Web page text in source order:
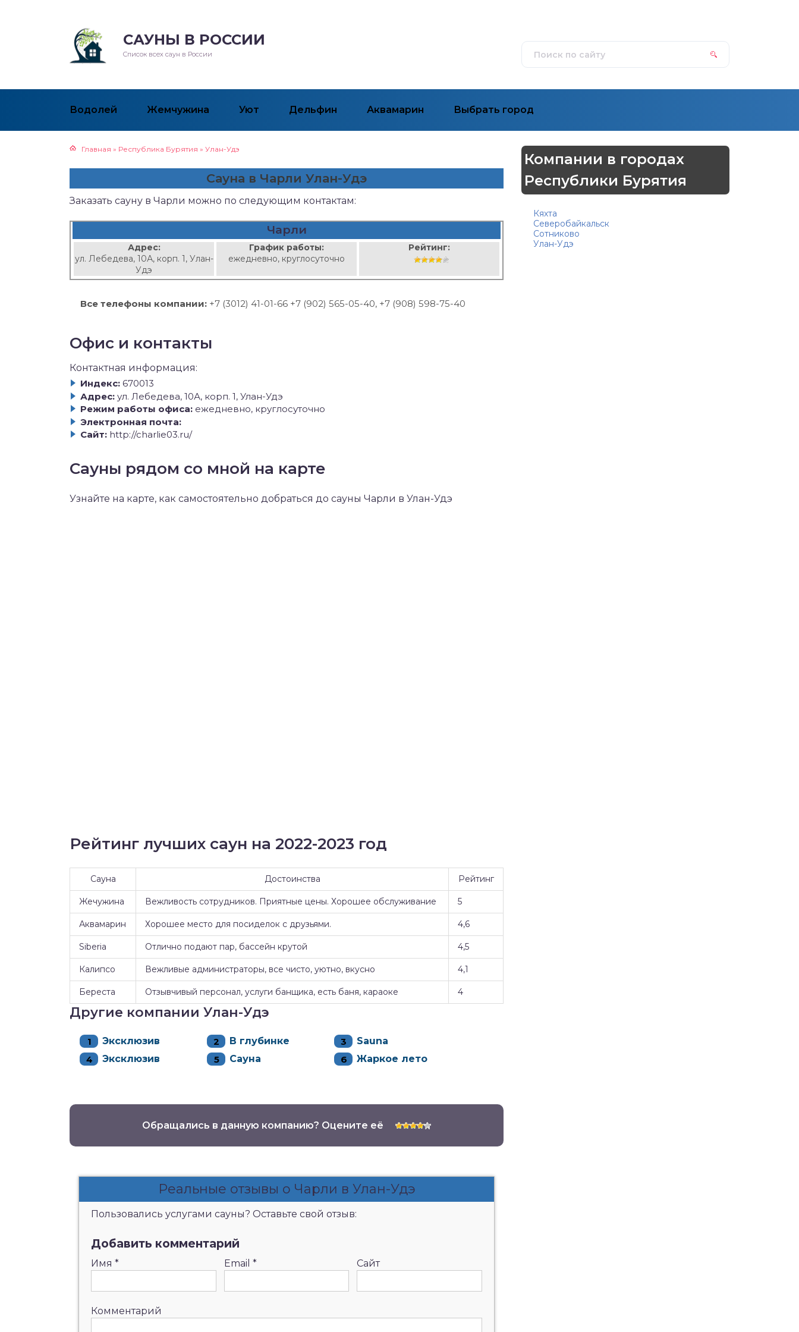
САУНЫ В РОССИИ
Список всех саун в России
Водолей Жемчужина Уют Дельфин Аквамарин Выбрать город
Главная » Республика Бурятия » Улан-Удэ
Сауна в Чарли Улан-Удэ
Заказать сауну в Чарли можно по следующим контактам:
Чарли
Адрес:
ул. Лебедева, 10А, корп. 1, Улан-
Удэ
График работы:
ежедневно, круглосуточно
Рейтинг:
Все телефоны компании: +7 (3012) 41-01-66 +7 (902) 565-05-40, +7 (908) 598-75-40
Офис и контакты
Контактная информация:
Индекс: 670013
Адрес: ул. Лебедева, 10А, корп. 1, Улан-Удэ
Режим работы офиса: ежедневно, круглосуточно
Электронная почта:
Сайт: http://charlie03.ru/
Сауны рядом со мной на карте
Узнайте на карте, как самостоятельно добраться до сауны Чарли в Улан-Удэ
Рейтинг лучших саун на 2022-2023 год
Сауна Достоинства Рейтинг
Жечужина Вежливость сотрудников. Приятные цены. Хорошее обслуживание 5
Аквамарин Хорошее место для посиделок с друзьями. 4,6
Siberia Отлично подают пар, бассейн крутой 4,5
Калипсо Вежливые администраторы, все чисто, уютно, вкусно 4,1
Береста Отзывчивый персонал, услуги банщика, есть баня, караоке 4
Другие компании Улан-Удэ
Эксклюзив В глубинке
Sauna
Эксклюзив
Сауна Жаркое лето
Обращались в данную компанию? Оцените её
Реальные отзывы о Чарли в Улан-Удэ
Пользовались услугами сауны? Оставьте свой отзыв:
Добавить комментарий
Имя * Email * Сайт
Комментарий
Компании в городах
Республики Бурятия
Кяхта
Северобайкальск
Сотниково
Улан-Удэ